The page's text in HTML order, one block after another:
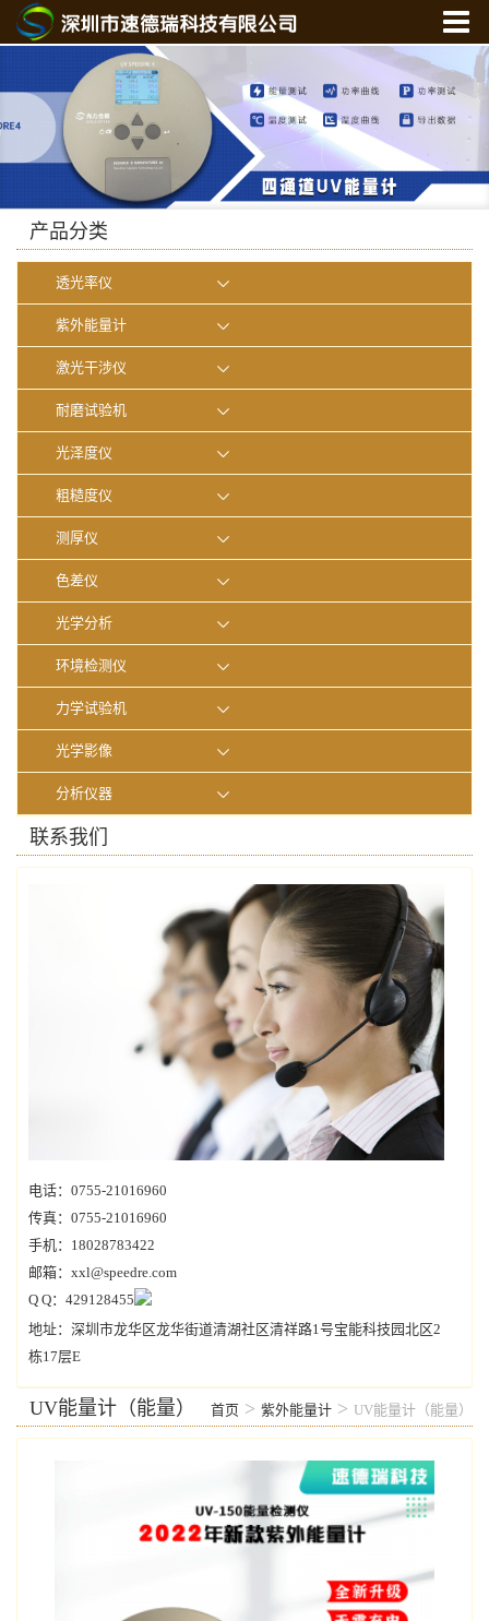
关于我们
产品中心
新闻中心
光学实验室
产品分类
透光率仪
紫外能量计
激光干涉仪
耐磨试验机
光泽度仪
粗糙度仪
测厚仪
色差仪
光学分析
环境检测仪
力学试验机
光学影像
分析仪器
联系我们
电话：0755-21016960
传真：0755-21016960
手机：18028783422
邮箱：xxl@speedre.com
Q Q：429128455
地址：深圳市龙华区龙华街道清湖社区清祥路1号宝能科技园北区2
栋17层E
UV能量计（能量） 首页 > 紫外能量计 > UV能量计（能量）